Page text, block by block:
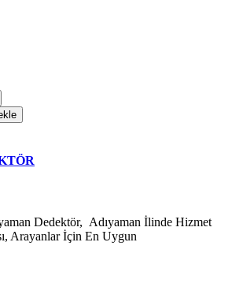
Dedektör, Adıyaman İlinde Hizmet
Arayanlar İçin En Uygun